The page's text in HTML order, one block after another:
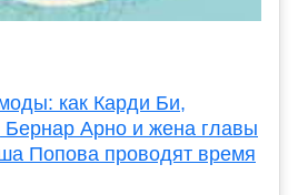
как Карди Би,
Арно и жена главы
Попова проводят время